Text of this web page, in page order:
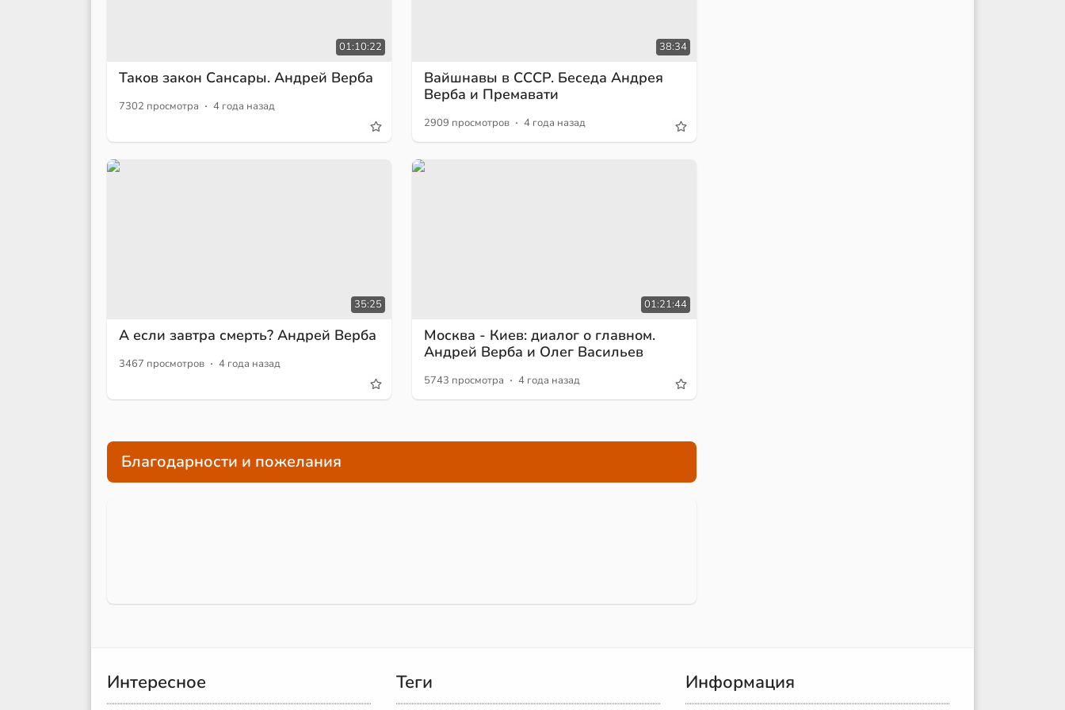
01:10:22
Таков закон Сансары. Андрей Верба
7302 просмотра · 4 года назад
38:34
Вайшнавы в СССР. Беседа Андрея
Верба и Премавати
2909 просмотров · 4 года назад
35:25
А если завтра смерть? Андрей Верба
3467 просмотров · 4 года назад
01:21:44
Москва - Киев: диалог о главном.
Андрей Верба и Олег Васильев
5743 просмотра · 4 года назад
Благодарности и пожелания
Интересное Теги Информация